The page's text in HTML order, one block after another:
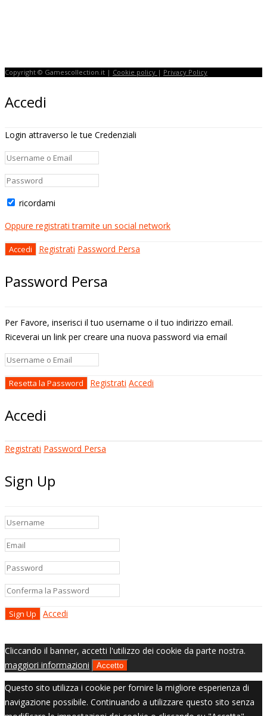
Copyright © Gamescollection.it | Cookie policy | Privacy Policy
Accedi
Login attraverso le tue Credenziali
ricordami
Oppure registrati tramite un social network
Registrati Password Persa
Password Persa
Per Favore, inserisci il tuo username o il tuo indirizzo email.
Riceverai un link per creare una nuova password via email
Registrati Accedi
Accedi
Registrati Password Persa
Sign Up
Accedi
Cliccando il banner, accetti l'utilizzo dei cookie da parte nostra.
maggiori informazioni
Accetto
Questo sito utilizza i cookie per fornire la migliore esperienza di
navigazione possibile. Continuando a utilizzare questo sito senza